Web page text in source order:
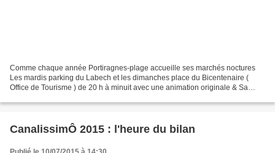
Comme chaque année Portiragnes-plage accueille ses marchés noctures
Les mardis parking du Labech et les dimanches place du Bicentenaire (
Office de Tourisme ) de 20 h à minuit avec une animation originale & Sa
CanalissimÔ 2015 : l'heure du bilan